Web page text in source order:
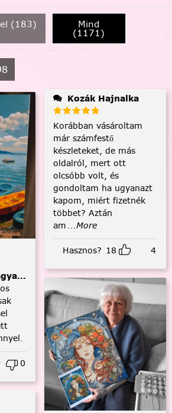
(183) Mind
(1171)
tengeren
0
Kozák Hajnalka
Korábban vásároltam
már számfestő
készleteket, de más
oldalról, mert ott
olcsóbb volt, és
gondoltam ha ugyanazt
kapom, miért fizetnék
többet? Aztán
am ...More
Hasznos? 18 4